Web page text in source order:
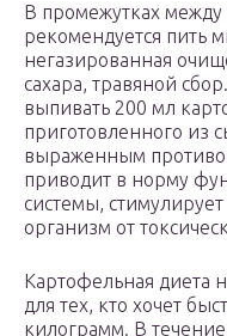
В промежутках
рекомендуется пить
негазированная
сахара, травяной
выпивать 200 мл
приготовленного из
выраженным
приводит в норму
системы,
организм от
Картофельная диета
для тех, кто хочет
килограмм. В